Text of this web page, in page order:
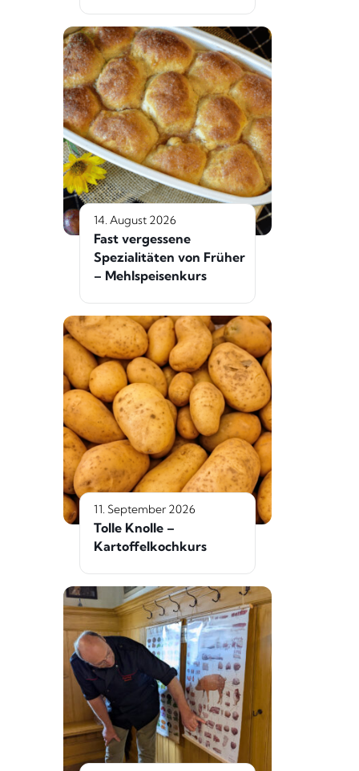
14. August 2026
Fast vergessene
Spezialitäten von Früher
– Mehlspeisenkurs
11. September 2026
Tolle Knolle –
Kartoffelkochkurs